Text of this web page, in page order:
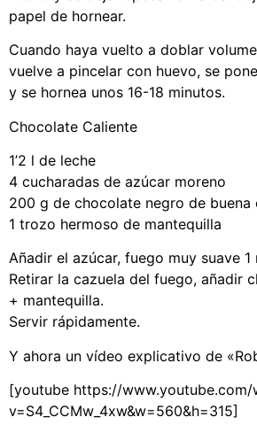
papel de hornear.
Cuando haya vuelto a doblar
vuelve a pincelar con huevo, se
y se hornea unos 16-18 minutos.
Chocolate Caliente
1’2 l de leche
4 cucharadas de azúcar moreno
200 g de chocolate negro de buena
1 trozo hermoso de mantequilla
Añadir el azúcar, fuego muy suave 1
Retirar la cazuela del fuego, añadir
+ mantequilla.
Servir rápidamente.
Y ahora un vídeo explicativo de
[youtube https://www.youtube.com/
v=S4_CCMw_4xw&w=560&h=315]